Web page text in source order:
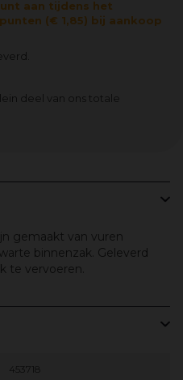
aan tijdens het
(€ 1,85) bij aankoop
deel van ons totale
gemaakt van vuren
binnenzak. Geleverd
te vervoeren.
453718